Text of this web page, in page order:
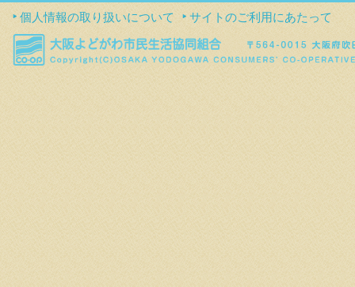
個人情報の取り扱いについて サイトのご利用にあたって